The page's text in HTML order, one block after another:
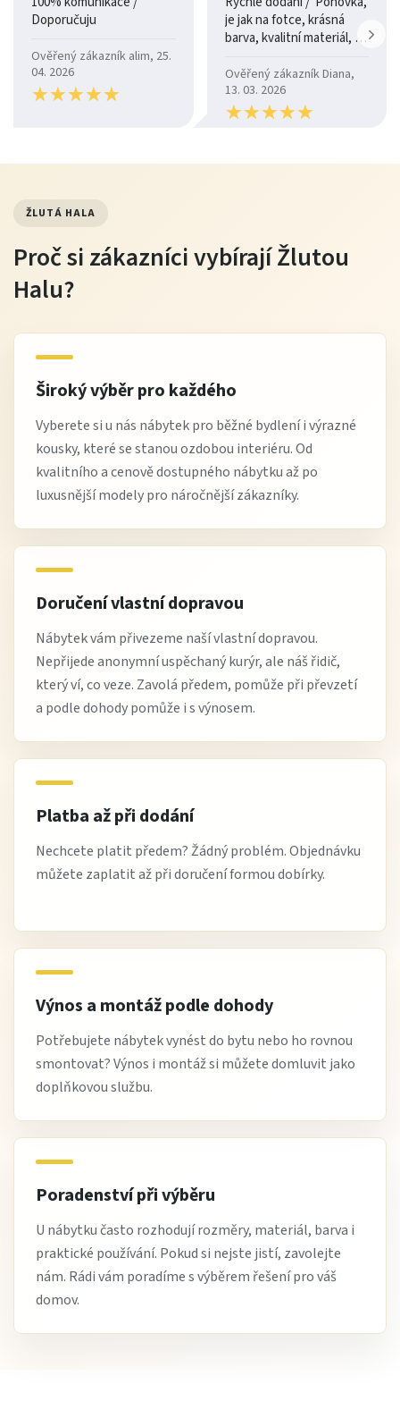
Doporučuju
Ověřený zákazník alim, 25.
04. 2026
★★★★★
★★★★★
je jak na fotce, krásná
barva, kvalitní materiál, a
Ověřený zákazník Diana,
13. 03. 2026
★★★★★
★★★★★
ŽLUTÁ HALA
Proč si zákazníci vybírají Žlutou
Halu?
Široký výběr pro každého
Vyberete si u nás nábytek pro běžné bydlení i výrazné
kousky, které se stanou ozdobou interiéru. Od
kvalitního a cenově dostupného nábytku až po
luxusnější modely pro náročnější zákazníky.
Doručení vlastní dopravou
Nábytek vám přivezeme naší vlastní dopravou.
Nepřijede anonymní uspěchaný kurýr, ale náš řidič,
který ví, co veze. Zavolá předem, pomůže při převzetí
a podle dohody pomůže i s výnosem.
Platba až při dodání
Nechcete platit předem? Žádný problém. Objednávku
můžete zaplatit až při doručení formou dobírky.
Výnos a montáž podle dohody
Potřebujete nábytek vynést do bytu nebo ho rovnou
smontovat? Výnos i montáž si můžete domluvit jako
doplňkovou službu.
Poradenství při výběru
U nábytku často rozhodují rozměry, materiál, barva i
praktické používání. Pokud si nejste jistí, zavolejte
nám. Rádi vám poradíme s výběrem řešení pro váš
domov.